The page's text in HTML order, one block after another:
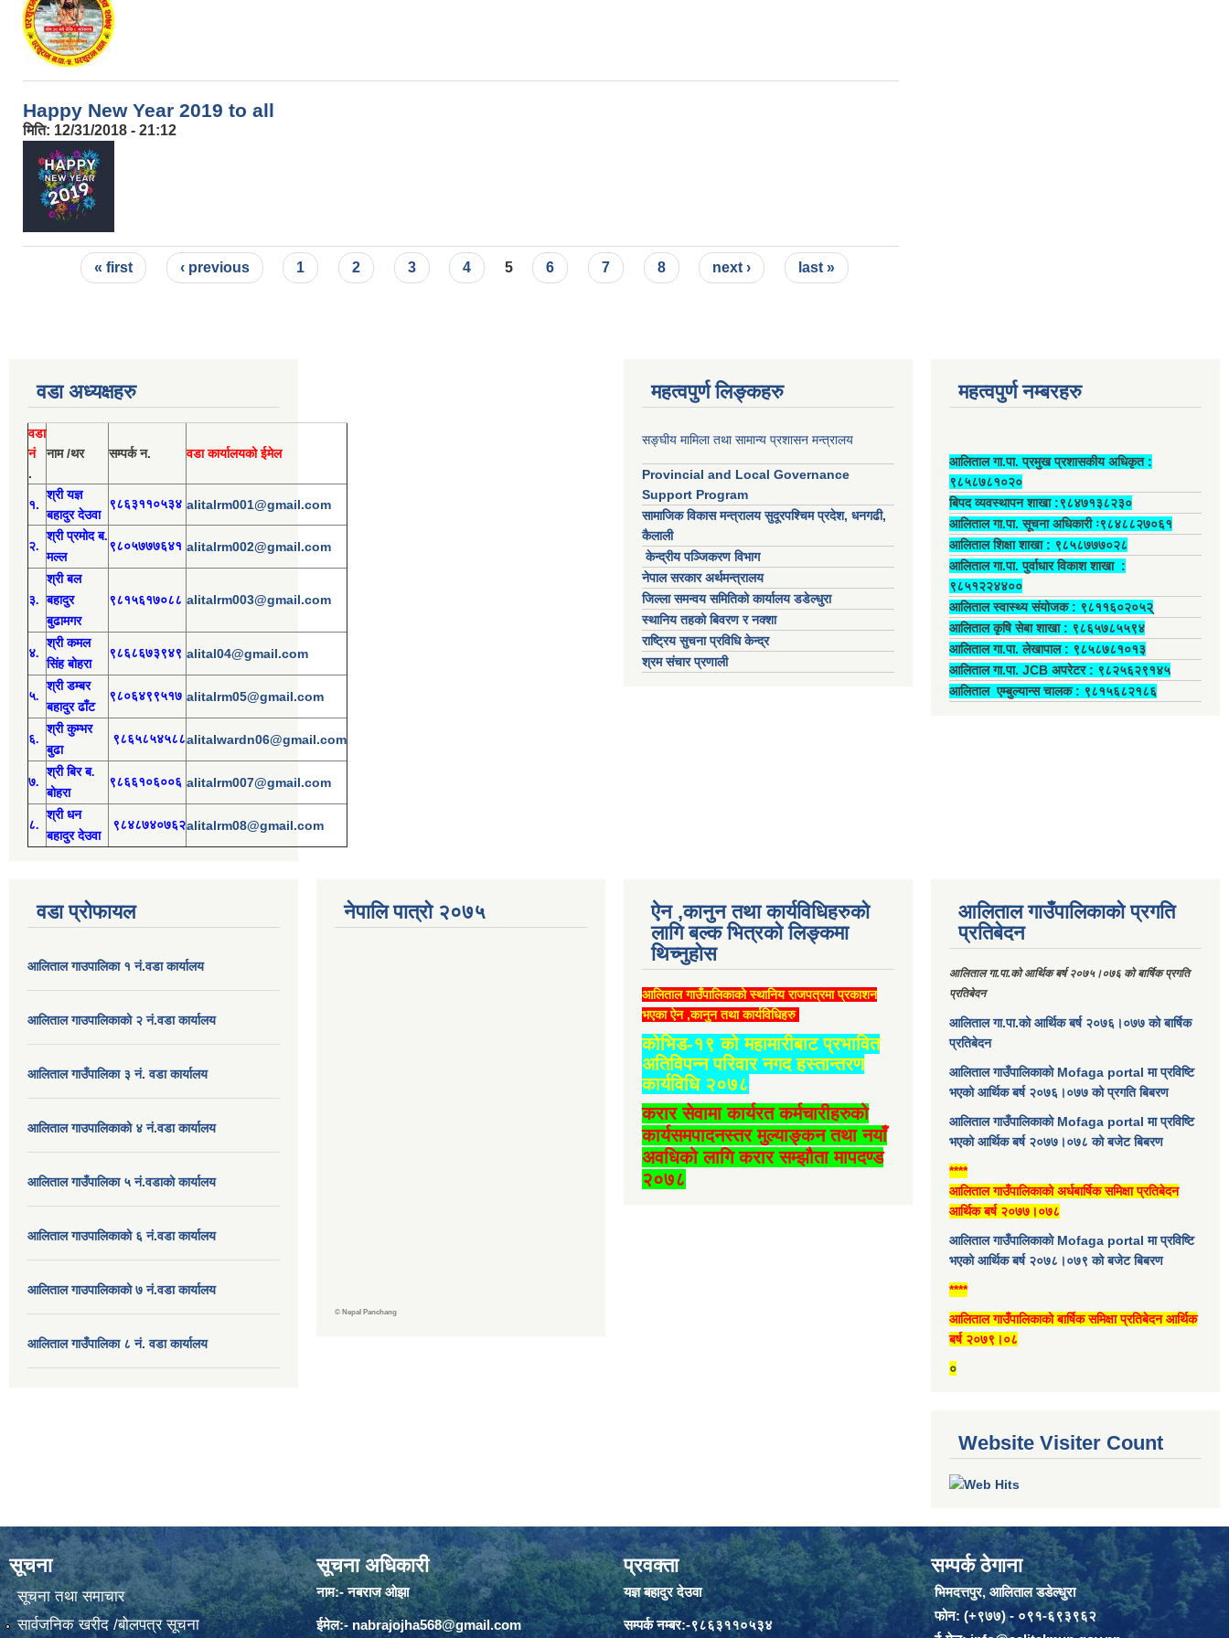
Happy New Year 2019 to all
मिति: 12/31/2018 - 21:12
Pages« first ‹ previous 1 2 3 4 5 6 7 8 next › last »
वडा अध्यक्षहरु
वडा
नं
.
नाम /थर सम्पर्क न. वडा कार्यालयको ईमेल
१.
श्री यज्ञ
बहादुर देउवा
९८६३११०५३४ alitalrm001@gmail.com
२.
श्रीप्रमोदब.
मल्ल
९८०५७७७६४१ alitalrm002@gmail.com
३.
श्रीबल
बहादुर
बुढामगर
९८१५६१७०८८ alitalrm003@gmail.com
४.
श्री कमल
सिंह बोहरा
९८६८६७३९४९ alital04@gmail.com
५.
श्री डम्बर
बहादुर ढाँट
९८०६४९९५१७ alitalrm05@gmail.com
६.
श्री कुम्भर
बुढा
९८६५८५४५८८alitalwardn06@gmail.com
७.
श्री बिर ब.
बोहरा
९८६६१०६००६ alitalrm007@gmail.com
८.
श्री धन
बहादुर देउवा
९८४८७४०७६२alitalrm08@gmail.com
महत्वपुर्ण लिङ्कहरु
सङ्घीय मामिला तथा सामान्य प्रशासन मन्त्रालय
Provincial and Local Governance
Support Program
सामाजिक विकास मन्त्रालय सुदूरपश्चिम प्रदेश, धनगढी,
कैलाली
केन्द्रीय पञ्जिकरण विभाग
नेपाल सरकार अर्थमन्त्रालय
जिल्ला समन्वय समितिको कार्यालय डडेल्धुरा
स्थानिय तहको बिवरण र नक्शा
राष्ट्रिय सुचना प्रविधि केन्द्र
श्रम संचार प्रणाली
महत्वपुर्ण नम्बरहरु
आलिताल गा.पा. प्रमुख प्रशासकीय अधिकृत ‍:
९८५८७८१०२०
बिपद व्यवस्थापन शाखा :९८४७१३८२३०
आलिताल गा.पा. सूचना अधिकारी ः९८४८८२७०६१
आलिताल शिक्षा शाखा : ९८५८७७७०२८
आलिताल गा.पा. पुर्वाधार विकाश शाखा ‍:
९८५१२२४४००
आलिताल स्वास्थ्य संयोजक ‍: ९८११६०२०५२्
आलिताल कृषि सेबा शाखा : ९८६५७८५५९४
आलिताल गा.पा. लेखापाल ‍: ९८५८७८१०१३
आलिताल गा.पा. JCB अपरेटर ‍: ९८२५६२९१४५
आलिताल एम्बुल्यान्स चालक ‍: ९८१५६८२१८६
वडा प्रोफायल
आलिताल गाउपालिका १ नं.वडा कार्यालय
आलिताल गाउपालिकाको २ नं.वडा कार्यालय
आलिताल गाउँपालिका ३ नं. वडा कार्यालय
आलिताल गाउपालिकाको ४ नं.वडा कार्यालय
आलिताल गाउँपालिका ५ नं.वडाको कार्यालय
आलिताल गाउपालिकाको ६ नं.वडा कार्यालय
आलिताल गाउपालिकाको ७ नं.वडा कार्यालय
आलिताल गाउँपालिका ८ नं. वडा कार्यालय
नेपालि पात्रो २०७५
© Nepal Panchang
ऐन ,कानुन तथा कार्यविधिहरुको
लागि बल्क भित्रको लिङ्कमा
थिच्‍नुहोस
आलिताल गाउँपालिकाको स्थानिय राजपत्रमा प्रकाशन
भएका ऐन ,कानुन तथा कार्यविधिहरु
कोभिड-१९ को महामारीबाट प्रभावित
अतिविपन्न परिवार नगद हस्तान्तरण
कार्यविधि २०७८
करार सेवामा कार्यरत कर्मचारीहरुको
कार्यसमपादनस्तर मुल्याङ्कन तथा नयाँ
अवधिको लागि करार सम्झौता मापदण्ड
२०७८
आलिताल गाउँपालिकाको प्रगति
प्रतिबेदन
आलिताल गा.पा.को आर्थिक बर्ष २०७५।०७६ को बार्षिक प्रगति
प्रतिबेदन
आलिताल गा.पा.को आर्थिक बर्ष २०७६।०७७ को बार्षिक
प्रतिबेदन
आलिताल गाउँपालिकाको Mofaga portal मा प्रविष्टि
भएको आर्थिक बर्ष २०७६।०७७ को प्रगति बिबरण
आलिताल गाउँपालिकाको Mofaga portal मा प्रविष्टि
भएको आर्थिक बर्ष २०७७।०७८ को बजेट बिबरण
****
आलिताल गाउँपालिकाको अर्धबार्षिक समिक्षा प्रतिबेदन
आर्थिक बर्ष २०७७।०७८
आलिताल गाउँपालिकाको Mofaga portal मा प्रविष्टि
भएको आर्थिक बर्ष २०७८।०७९ को बजेट बिबरण
****
आलिताल गाउँपालिकाको बार्षिक समिक्षा प्रतिबेदन आर्थिक
बर्ष २०७९।०८
०
Website Visiter Count
सूचना
सूचना तथा समाचार
सार्वजनिक खरीद /बोलपत्र सूचना
सूचना अधिकारी
नाम:- नबराज ओझा
ईमेल:- nabrajojha568@gmail.com
प्रवक्ता
यज्ञ बहादुर देउवा
सम्पर्क नम्बर:-९८६३११०५३४
सम्पर्क ठेगाना
भिमदत्तपुर, आलिताल डडेल्धुरा
फोन: (+९७७) - ०९१-६९३९६२